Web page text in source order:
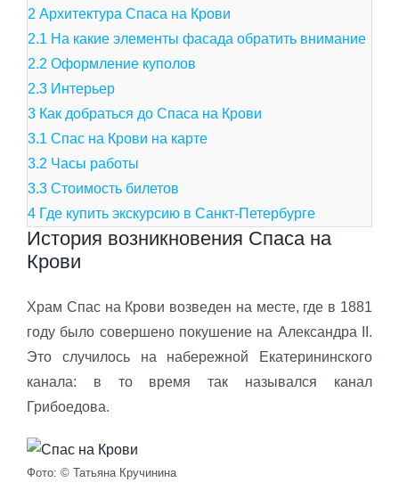
2 Архитектура Спаса на Крови
2.1 На какие элементы фасада обратить внимание
2.2 Оформление куполов
2.3 Интерьер
3 Как добраться до Спаса на Крови
3.1 Спас на Крови на карте
3.2 Часы работы
3.3 Стоимость билетов
4 Где купить экскурсию в Санкт-Петербурге
История возникновения Спаса на
Крови
Храм Спас на Крови возведен на месте, где в 1881
году было совершено покушение на Александра II.
Это случилось на набережной Екатерининского
канала: в то время так назывался канал
Грибоедова.
Фото: © Татьяна Кручинина